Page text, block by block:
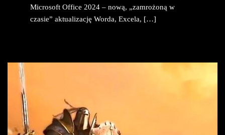
Microsoft Office 2024 – nową, „zamrożoną w
czasie” aktualizację Worda, Excela, […]